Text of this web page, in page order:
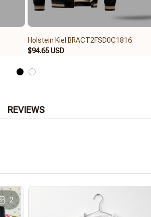
Holstein Kiel BRACT2FSD0C1816
$94.65 USD
REVIEWS
2